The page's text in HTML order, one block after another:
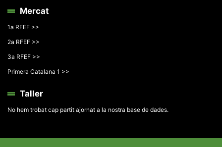
Mercat
1a RFEF >>
2a RFEF >>
3a RFEF >>
Primera Catalana 1 >>
Taller
No hem trobat cap partit ajornat a la nostra base de dades.